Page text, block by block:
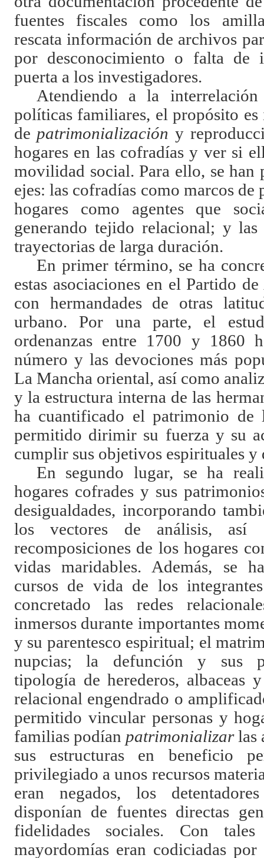
fuentes fiscales como los
rescata información de archivos
por desconocimiento o falta de
puerta a los investigadores.
Atendiendo a la
políticas familiares, el propósito es
de patrimonialización y
hogares en las cofradías y ver si
movilidad social. Para ello, se han
ejes: las cofradías como marcos
hogares como agentes que
generando tejido relacional; y
trayectorias de larga duración.
En primer término, se ha
estas asociaciones en el Partido
con hermandades de otras
urbano. Por una parte, el
ordenanzas entre 1700 y 1860
número y las devociones más
La Mancha oriental, así como
y la estructura interna de las
ha cuantificado el patrimonio de
permitido dirimir su fuerza y su
cumplir sus objetivos espirituales y
En segundo lugar, se ha
hogares cofrades y sus
desigualdades, incorporando
los vectores de análisis, así
recomposiciones de los hogares
vidas maridables. Además, se
cursos de vida de los
concretado las redes
inmersos durante importantes
y su parentesco espiritual; el
nupcias; la defunción y sus
tipología de herederos, albaceas
relacional engendrado o
permitido vincular personas y
familias podían patrimonializarlas
sus estructuras en beneficio
privilegiado a unos recursos
eran negados, los
disponían de fuentes directas
fidelidades sociales. Con tales
mayordomías eran codiciadas